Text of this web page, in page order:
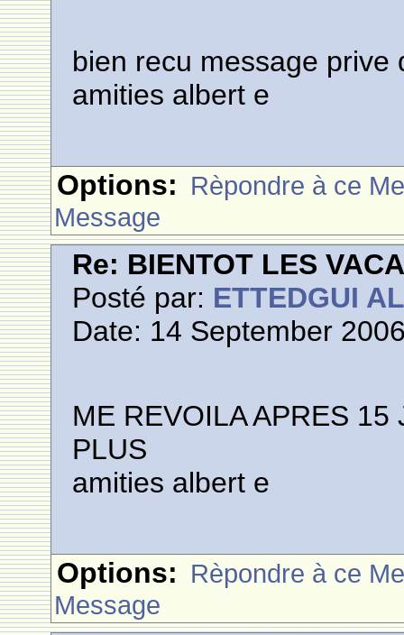
bien recu message prive
amities albert e
Options: Rèpondre à ce
Message
Re: BIENTOT LES
Posté par: ETTEDGUI
Date: 14 September
ME REVOILA APRES 15
PLUS
amities albert e
Options: Rèpondre à ce
Message